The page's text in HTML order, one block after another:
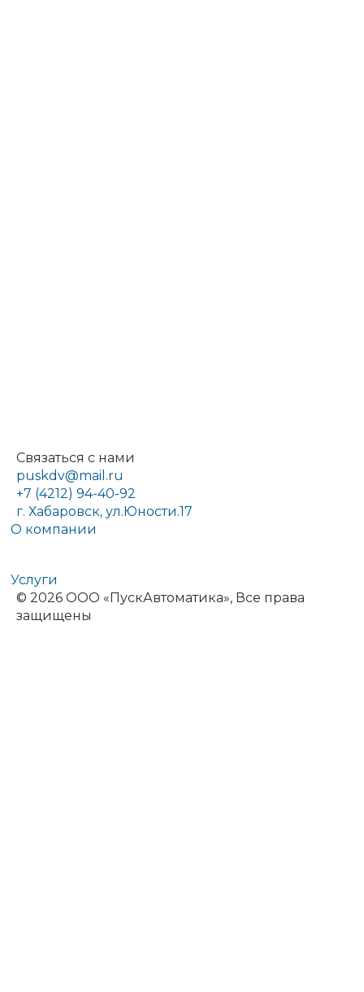
Связаться с нами
puskdv@mail.ru
+7 (4212) 94-40-92
г. Хабаровск, ул.Юности.17
О компании
Услуги
© 2026 ООО «ПускАвтоматика», Все права
защищены